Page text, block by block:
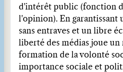
d'intérêt public (fonction
l'opinion). En
sans entraves et un libre
liberté des médias joue un
formation de la volonté
importance sociale et